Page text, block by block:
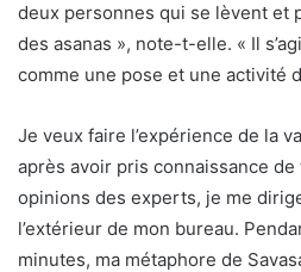
deux personnes qui se lèvent et
des asanas », note-t-elle. « Il
comme une pose et une activité
Je veux faire l’expérience de la
après avoir pris connaissance
opinions des experts, je me
l’extérieur de mon bureau.
minutes, ma métaphore de